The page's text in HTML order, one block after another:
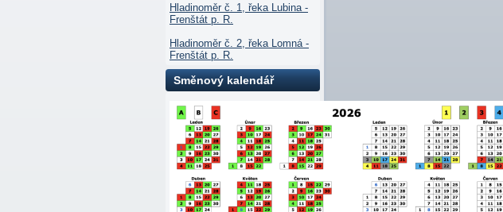
Hladinoměr č. 1, řeka Lubina -
Frenštát p. R.
Hladinoměr č. 2, řeka Lomná -
Frenštát p. R.
Směnový kalendář